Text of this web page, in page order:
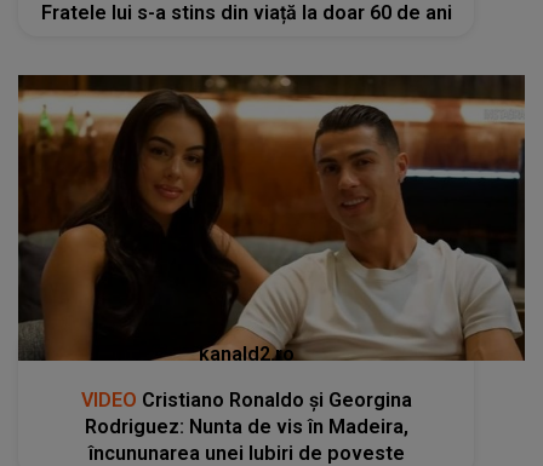
Fratele lui s-a stins din viață la doar 60 de ani
kanald2.ro
VIDEO Cristiano Ronaldo și Georgina
Rodriguez: Nunta de vis în Madeira,
încununarea unei Iubiri de poveste